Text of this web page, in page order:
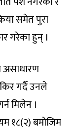
समेत पुरा
गरेका हुन् ।
असाधारण
गर्दै उनले
मिलेन ।
१८(२) बमोजिम